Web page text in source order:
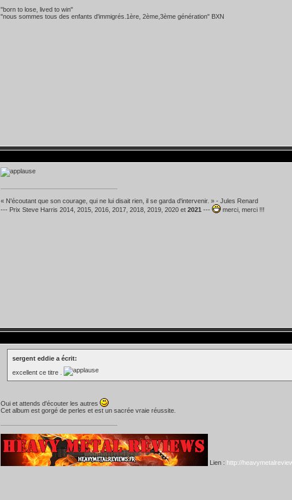
"born to lose, lived to win"
"nous sommes tous des enfants d'immigrés.1ère, 2ème,3ème génération" BXN
« N'écoutant que son courage, qui ne lui disait rien, il se garda d'intervenir. » - Jules Renard
--- Prix Steve Harris 2014, 2015, 2016, 2017, 2018, 2019, 2020 et 2021 --- merci, merci !!!
sergent eddie a écrit:
excellent ce titre .
Oui et attends d'écouter les autres
Cet album est gorgé de perles et est un sacrée vraie réussite.
Lien : http://